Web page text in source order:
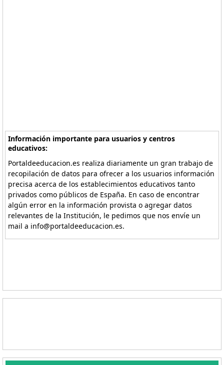
Información importante para usuarios y centros
educativos:
Portaldeeducacion.es realiza diariamente un gran trabajo de
recopilación de datos para ofrecer a los usuarios información
precisa acerca de los establecimientos educativos tanto
privados como públicos de España. En caso de encontrar
algún error en la información provista o agregar datos
relevantes de la Institución, le pedimos que nos envíe un
mail a info@portaldeeducacion.es.